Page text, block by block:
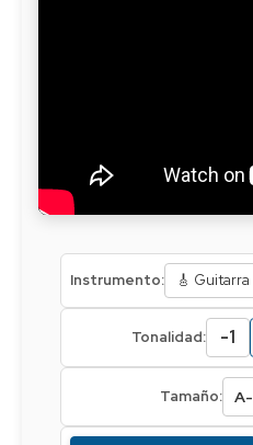
Instrumento:
Tonalidad: -1
Tamaño: A-